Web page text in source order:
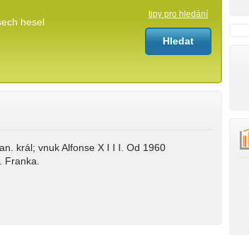
hesel
tipy pro hledání
král; vnuk Alfonse X I I I. Od 1960
Franka.